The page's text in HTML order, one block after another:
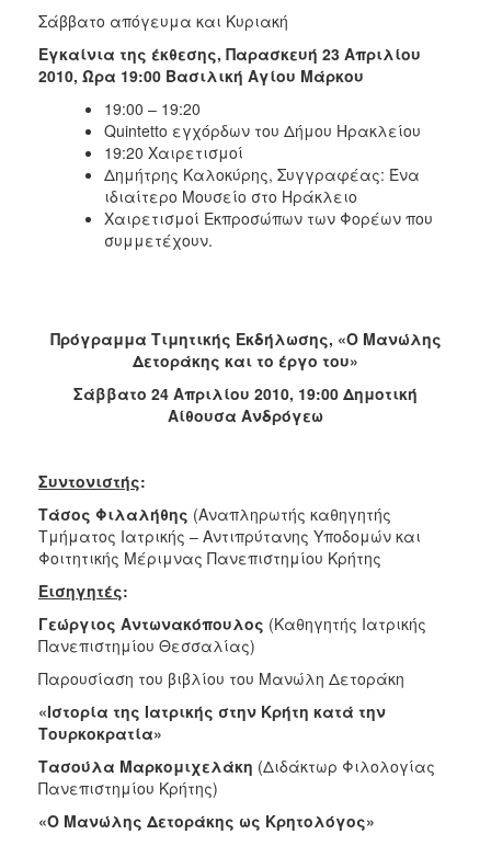
Σάββατο απόγευμα και Κυριακή
Εγκαίνια της έκθεσης, Παρασκευή 23 Απριλίου
2010, Ώρα 19:00 Βασιλική Αγίου Μάρκου
19:00 – 19:20
Quintetto εγχόρδων του Δήμου Ηρακλείου
19:20 Χαιρετισμοί
Δημήτρης Καλοκύρης, Συγγραφέας: Ένα
ιδιαίτερο Μουσείο στο Ηράκλειο
Χαιρετισμοί Εκπροσώπων των Φορέων που
συμμετέχουν.
Πρόγραμμα Τιμητικής Εκδήλωσης, «Ο Μανώλης
Δετοράκης και το έργο του»
Σάββατο 24 Απριλίου 2010, 19:00 Δημοτική
Αίθουσα Ανδρόγεω
Συντονιστής:
Τάσος Φιλαλήθης (Αναπληρωτής καθηγητής
Τμήματος Ιατρικής – Αντιπρύτανης Υποδομών και
Φοιτητικής Μέριμνας Πανεπιστημίου Κρήτης
Εισηγητές:
Γεώργιος Αντωνακόπουλος (Καθηγητής Ιατρικής
Πανεπιστημίου Θεσσαλίας)
Παρουσίαση του βιβλίου του Μανώλη Δετοράκη
«Ιστορία της Ιατρικής στην Κρήτη κατά την
Τουρκοκρατία»
Τασούλα Μαρκομιχελάκη (Διδάκτωρ Φιλολογίας
Πανεπιστημίου Κρήτης)
«Ο Μανώλης Δετοράκης ως Κρητολόγος»